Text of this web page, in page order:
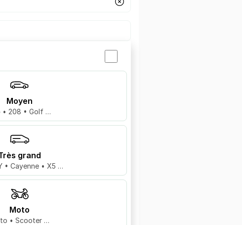
Moyen
• 208 • Golf …
grand
• Cayenne • X5 …
Moto
• Scooter …